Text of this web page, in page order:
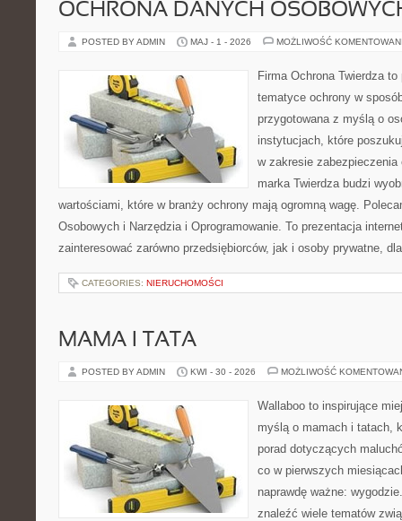
OCHRONA DANYCH
POSTED BY ADMIN MAJ - 1 - 2026 MOŻLIWOŚĆ
Firma Ochrona Twierdza
tematyce ochrony w
przygotowana z myślą o
instytucjach, które
w zakresie
marka Twierdza budzi
wartościami, które w branży ochrony mają ogromną wagę.
Osobowych i Narzędzia i Oprogramowanie. To prezentacja
zainteresować zarówno przedsiębiorców, jak i osoby prywatne,
CATEGORIES: NIERUCHOMOŚCI
MAMA I TATA
POSTED BY ADMIN KWI - 30 - 2026 MOŻLIWOŚĆ
Wallaboo to inspirujące
myślą o mamach i tatach,
porad dotyczących
co w pierwszych
naprawdę ważne:
znaleźć wiele tematów